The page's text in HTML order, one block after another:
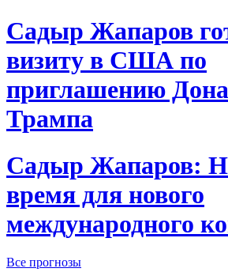
Садыр Жапаров
визиту в США по
приглашению
Трампа
Садыр Жапаров:
время для нового
международного
Все прогнозы